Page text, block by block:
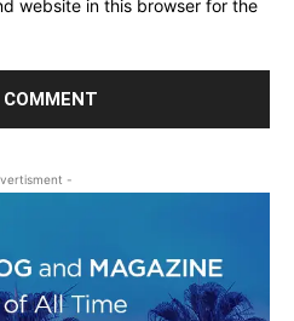
website in this browser for the
-